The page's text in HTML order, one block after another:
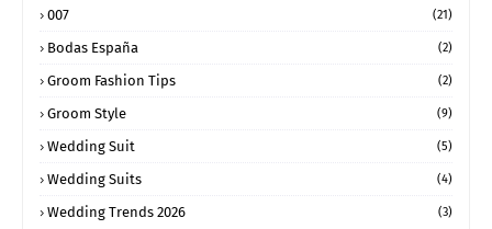
007 (21)
Bodas España (2)
Groom Fashion Tips (2)
Groom Style (9)
Wedding Suit (5)
Wedding Suits (4)
Wedding Trends 2026 (3)